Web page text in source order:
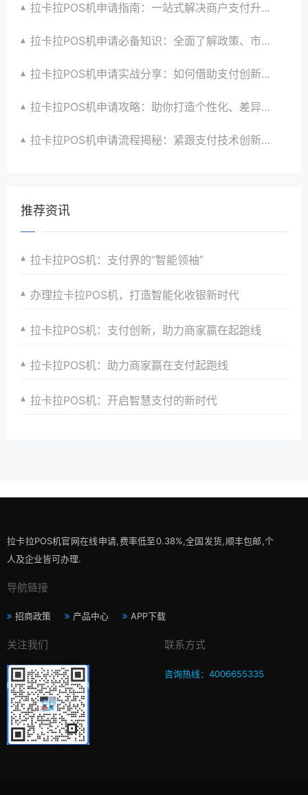
拉卡拉POS机申请指南：一站式解决商户支付升级、智能化与创新需求
拉卡拉POS机申请必备知识：全面了解政策、市场、技术与创新趋势
拉卡拉POS机申请实战分享：如何借助支付创新技术提升商户运营效益与效率
拉卡拉POS机申请攻略：助你打造个性化、差异化支付体验以提升竞争力
拉卡拉POS机申请流程揭秘：紧跟支付技术创新步伐，抢占市场先机
推荐资讯
拉卡拉POS机：支付界的“智能领袖”
办理拉卡拉POS机，打造智能化收银新时代
拉卡拉POS机：支付创新，助力商家赢在起跑线
拉卡拉POS机：助力商家赢在支付起跑线
拉卡拉POS机：开启智慧支付的新时代
拉卡拉POS机官网在线申请,费率低至0.38%,全国发货,顺丰包邮,个
人及企业皆可办理.
导航链接
招商政策 产品中心 APP下载
关注我们 联系方式
咨询热线：4006655335